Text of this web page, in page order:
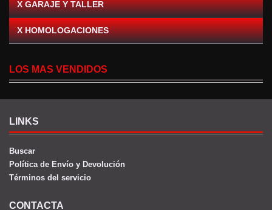
X GARAJE Y TALLER
X HOMOLOGACIONES
LOS MAS VENDIDOS
LINKS
Buscar
Política de Envío y Devolución
Términos del servicio
CONTACTA